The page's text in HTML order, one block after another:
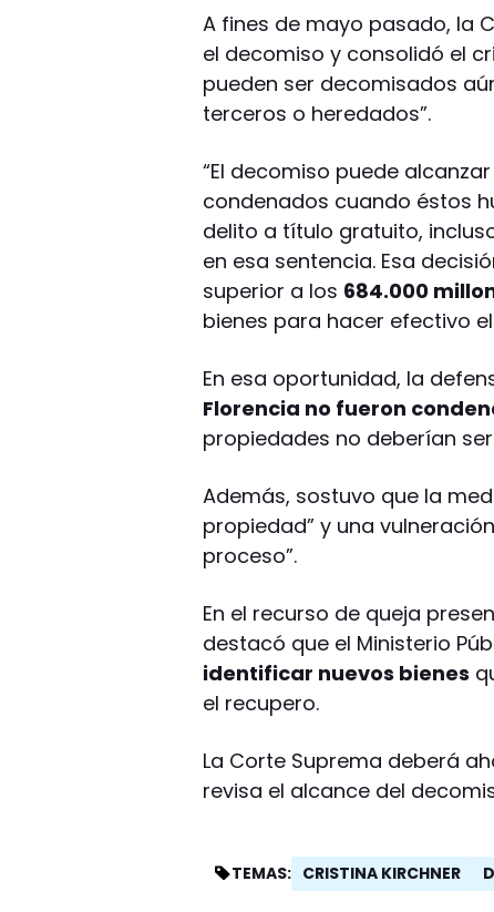
A fines de mayo pasado, la
el decomiso y consolidó el
pueden ser decomisados
terceros o heredados”.
“El decomiso puede
condenados cuando éstos
delito a título gratuito,
en esa sentencia. Esa
superior a los 684.000
bienes para hacer efectivo
En esa oportunidad, la
Florencia no fueron
propiedades no deberían
Además, sostuvo que la
propiedad” y una
proceso”.
En el recurso de queja
destacó que el Ministerio
identificar nuevos bienes
el recupero.
La Corte Suprema deberá
revisa el alcance del
TEMAS: CRISTINA KIRCHNER